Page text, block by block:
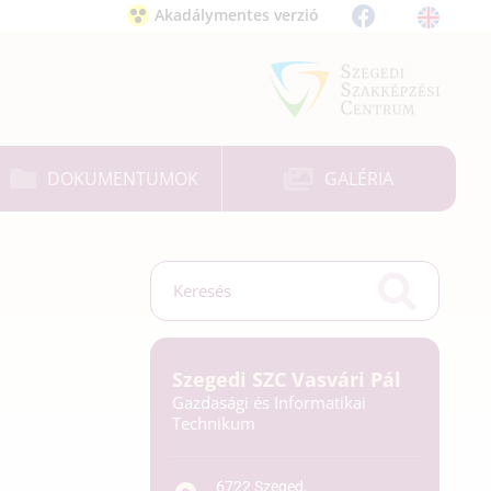
Akadálymentes verzió
DOKUMENTUMOK GALÉRIA
Szegedi SZC Vasvári Pál
Gazdasági és Informatikai
Technikum
6722 Szeged,